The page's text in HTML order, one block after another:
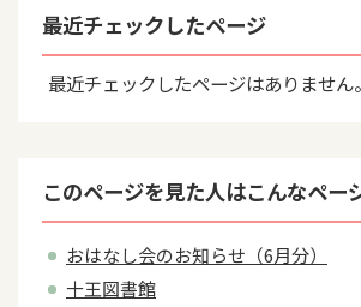
最近チェックしたページ
最近チェックしたページはありません。
このページを見た人はこんなペー
おはなし会のお知らせ（6月分）
十王図書館